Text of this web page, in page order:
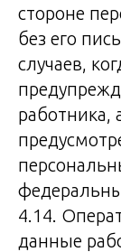
стороне
без его
случаев,
работника,
4.14.
данные